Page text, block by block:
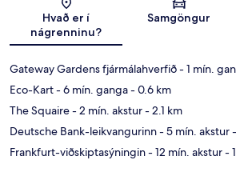
Kort
Hvað er í
nágrenninu?
Samgöngur
Gateway Gardens fjármálahverfið- 1 mín.
Eco-Kart- 6 mín. ganga- 0.6 km
The Squaire- 2 mín. akstur- 2.1 km
Deutsche Bank-leikvangurinn- 5 mín. akstur
Frankfurt-viðskiptasýningin- 12 mín. akstur-